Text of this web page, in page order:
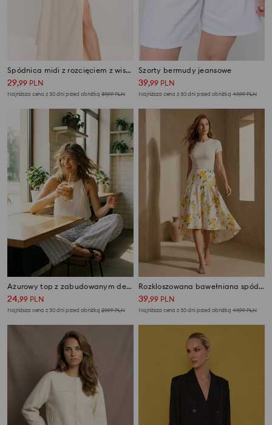
Spódnica midi z rozcięciem z wiskozą i domieszką lnu
29,99 PLN
Najniższa cena z 30 dni przed obniżką 39,99PLN
Szorty bermudy jeansowe
39,99 PLN
Najniższa cena z 30 dni przed obniżką 49,99PLN
Ażurowy top z zabudowanym dekoltem
24,99 PLN
Najniższa cena z 30 dni przed obniżką 29,99PLN
Rozkloszowana bawełniana spódnica midi w kwiaty
39,99 PLN
Najniższa cena z 30 dni przed obniżką 49,99PLN